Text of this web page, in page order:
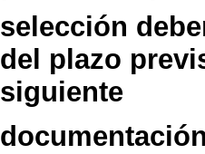
selección
del plazo
siguiente